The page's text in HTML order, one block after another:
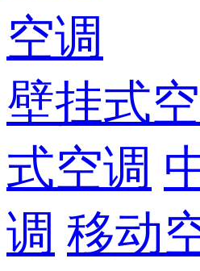
空调
壁挂式
式空调
调 移动